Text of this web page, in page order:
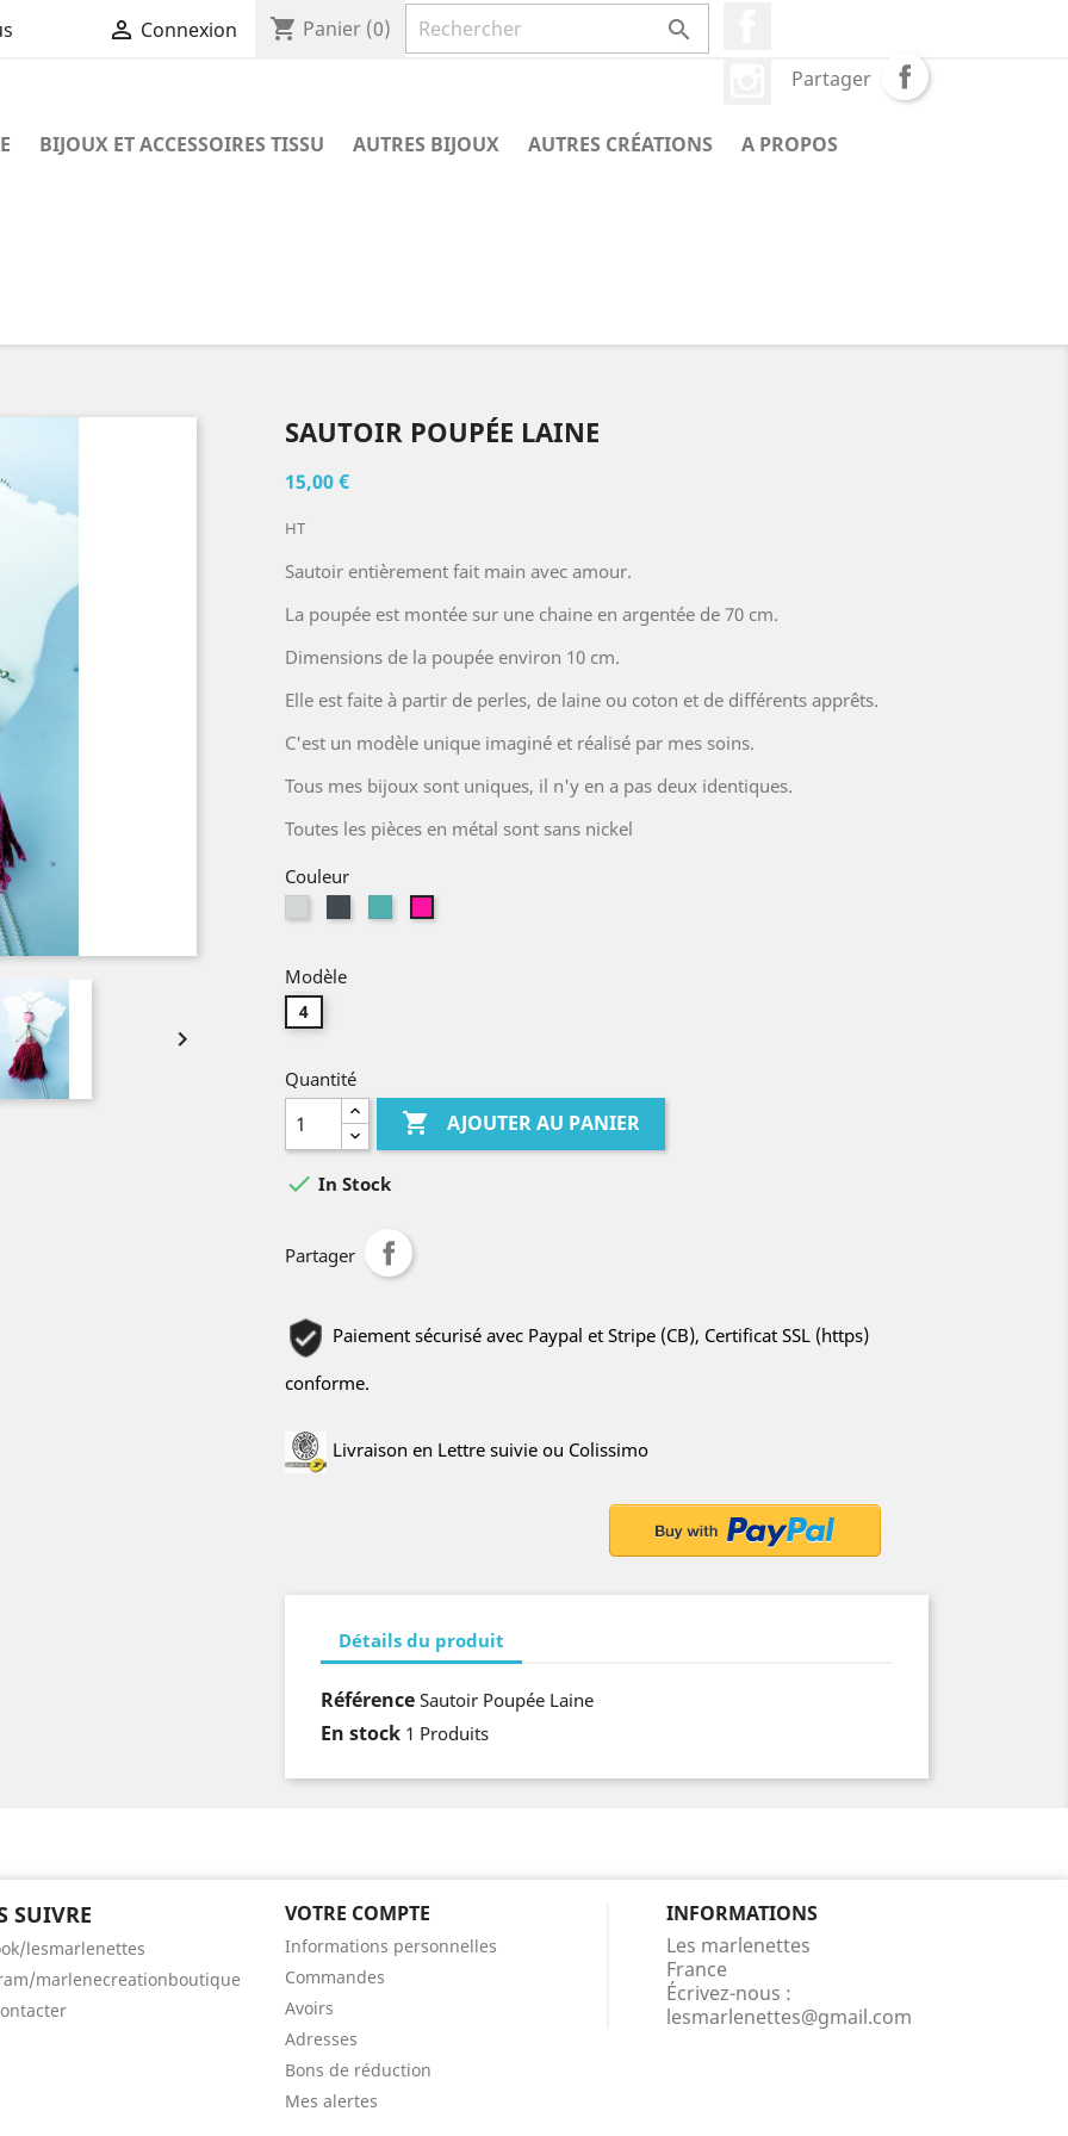
 Connexion shopping_cart Panier (0) 
Instagram
Partager
BIJOUX ET ACCESSOIRES TISSU AUTRES BIJOUX AUTRES CRÉATIONS A PROPOS

SAUTOIR POUPÉE LAINE
15,00 €
HT
Sautoir entièrement fait main avec amour.
La poupée est montée sur une chaine en argentée de 70 cm.
Dimensions de la poupée environ 10 cm.
Elle est faite à partir de perles, de laine ou coton et de différents apprêts.
C'est un modèle unique imaginé et réalisé par mes soins.
Tous mes bijoux sont uniques, il n'y en a pas deux identiques.
Toutes les pièces en métal sont sans nickel
Couleur
Modèle
4
Quantité
 AJOUTER AU PANIER
 In Stock
Partager
Paiement sécurisé avec Paypal et Stripe (CB), Certificat SSL (https)
conforme.
Livraison en Lettre suivie ou Colissimo
Détails du produit
Référence Sautoir Poupée Laine
En stock 1 Produits
SUIVRE
lesmarlenettes
marlenecreationboutique
VOTRE COMPTE
Informations personnelles
Commandes
Avoirs
Adresses
Bons de réduction
Mes alertes
INFORMATIONS
Les marlenettes
France
Écrivez-nous :
lesmarlenettes@gmail.com